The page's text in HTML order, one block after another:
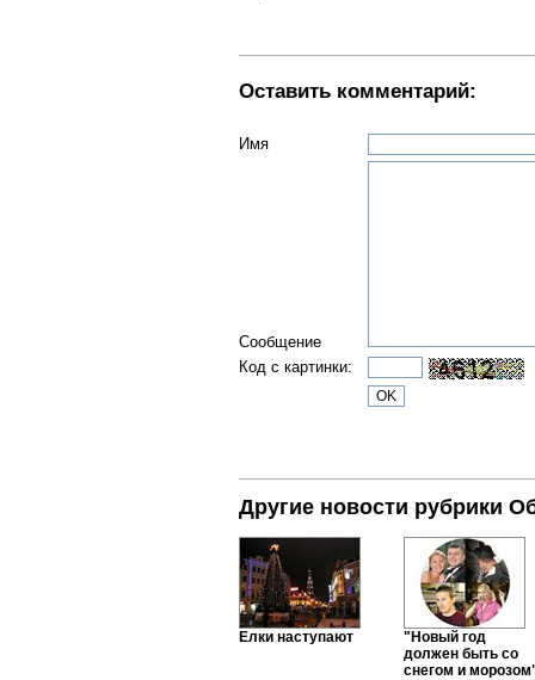
Оставить комментарий:
Имя
Сообщение
Код с картинки:
Другие новости рубрики
Елки наступают
"Новый год
должен быть со
снегом и